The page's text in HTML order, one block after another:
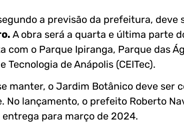
a previsão da prefeitura, deve
A obra será a quarta e última parte
com o Parque Ipiranga, Parque das
de Anápolis (CEITec).
manter, o Jardim Botânico deve ser
lançamento, o prefeito Roberto
para março de 2024.